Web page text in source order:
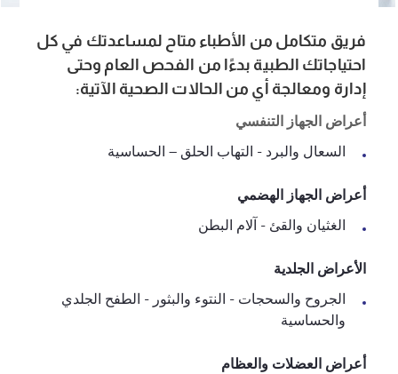
فريق متكامل من الأطباء متاح لمساعدتك في كل
احتياجاتك الطبية بدءًا من الفحص العام وحتى
إدارة ومعالجة أي من الحالات الصحية الآتية:
أعراض الجهاز التنفسي
السعال والبرد - التهاب الحلق – الحساسية
أعراض الجهاز الهضمي
الغثيان والقئ - آلام البطن
الأعراض الجلدية
الجروح والسحجات - النتوء والبثور - الطفح الجلدي
والحساسية
أعراض العضلات والعظام